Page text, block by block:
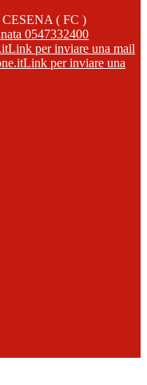
( FC )
0547332400
Link per inviare una mail
Link per inviare una